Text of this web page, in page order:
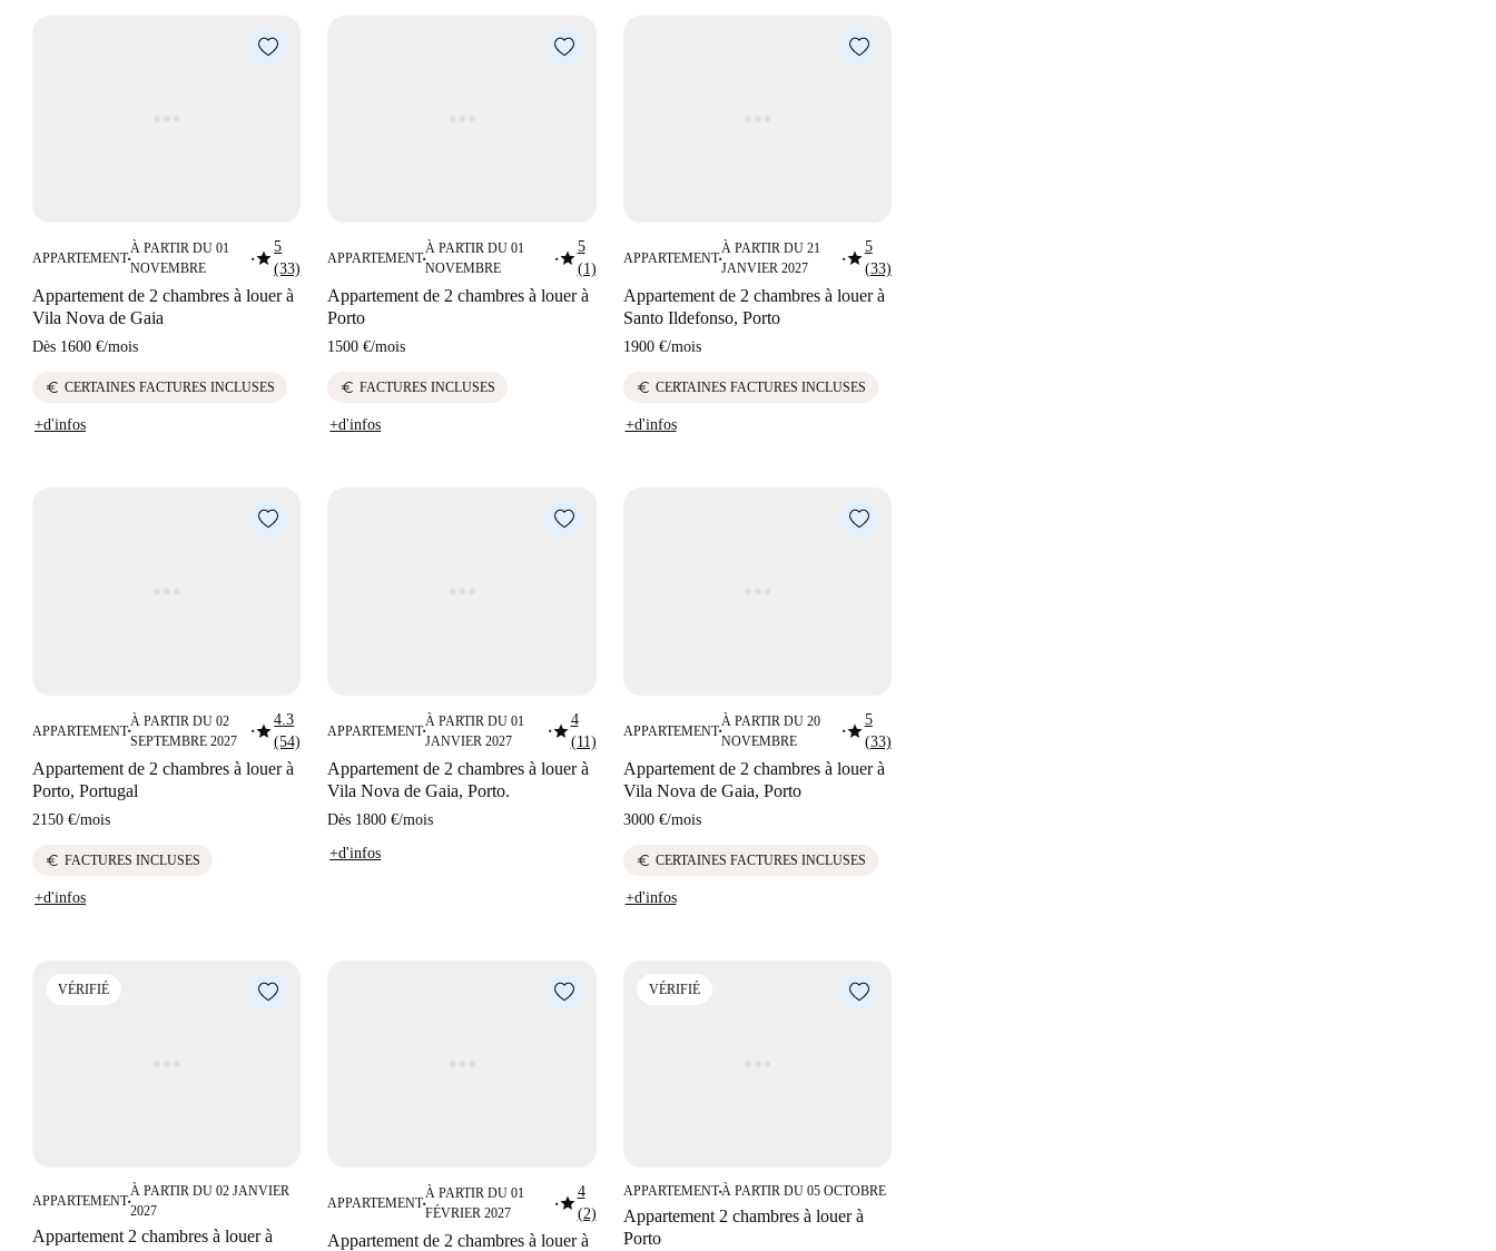
APPARTEMENT■
À PARTIR DU 01
NOVEMBRE
■star5
(33)
Appartement de 2 chambres à louer à
Vila Nova de Gaia
Dès 1600 €/mois
euro CERTAINES FACTURES INCLUSES
+d'infos
APPARTEMENT■
À PARTIR DU 01
NOVEMBRE
■star5
(1)
Appartement de 2 chambres à louer à
Porto
1500 €/mois
euro FACTURES INCLUSES
+d'infos
APPARTEMENT■
À PARTIR DU 21
JANVIER 2027
■star5
(33)
Appartement de 2 chambres à louer à
Santo Ildefonso, Porto
1900 €/mois
euro CERTAINES FACTURES INCLUSES
+d'infos
APPARTEMENT■
À PARTIR DU 02
SEPTEMBRE 2027
■star4.3
(54)
Appartement de 2 chambres à louer à
Porto, Portugal
2150 €/mois
euro FACTURES INCLUSES
+d'infos
APPARTEMENT■
À PARTIR DU 01
JANVIER 2027
■star4
(11)
Appartement de 2 chambres à louer à
Vila Nova de Gaia, Porto.
Dès 1800 €/mois
+d'infos
APPARTEMENT■
À PARTIR DU 20
NOVEMBRE
■star5
(33)
Appartement de 2 chambres à louer à
Vila Nova de Gaia, Porto
3000 €/mois
euro CERTAINES FACTURES INCLUSES
+d'infos
VÉRIFIÉ
APPARTEMENT■
À PARTIR DU 02 JANVIER
2027
Appartement 2 chambres à louer à
APPARTEMENT■
À PARTIR DU 01
FÉVRIER 2027
■star4
(2)
Appartement de 2 chambres à louer à
VÉRIFIÉ
APPARTEMENT■À PARTIR DU 05 OCTOBRE
Appartement 2 chambres à louer à
Porto